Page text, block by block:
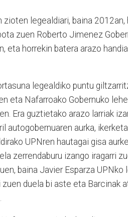
zioten legealdiari, baina
zuen Roberto Jimenez
eta horrekin batera arazo
legealdiko puntu
eta Nafarroako Gobernuko
Era guztietako arazo larriak
autogobernuaren aurka,
UPNren hautagai gisa
zerrendaburu izango iragarri
baina Javier Esparza UPNko
duela bi aste eta Barcinak